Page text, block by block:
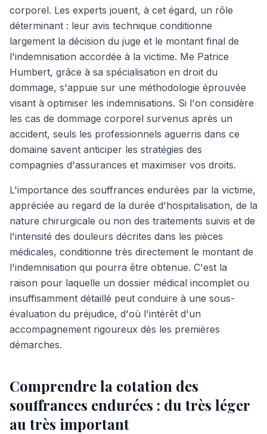
corporel. Les experts jouent, à cet égard, un rôle
déterminant : leur avis technique conditionne
largement la décision du juge et le montant final de
l'indemnisation accordée à la victime. Me Patrice
Humbert, grâce à sa spécialisation en droit du
dommage, s'appuie sur une méthodologie éprouvée
visant à optimiser les indemnisations. Si l'on considère
les cas de dommage corporel survenus après un
accident, seuls les professionnels aguerris dans ce
domaine savent anticiper les stratégies des
compagnies d'assurances et maximiser vos droits.
L'importance des souffrances endurées par la victime,
appréciée au regard de la durée d'hospitalisation, de la
nature chirurgicale ou non des traitements suivis et de
l'intensité des douleurs décrites dans les pièces
médicales, conditionne très directement le montant de
l'indemnisation qui pourra être obtenue. C'est la
raison pour laquelle un dossier médical incomplet ou
insuffisamment détaillé peut conduire à une sous-
évaluation du préjudice, d'où l'intérêt d'un
accompagnement rigoureux dès les premières
démarches.
Comprendre la cotation des
souffrances endurées : du très léger
au très important